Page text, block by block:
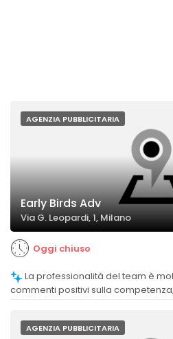
AGENZIA PUBBLICITARIA
Early Birds Adv
Via G. Leopardi, 1, Milano
Oggi chiuso
commenti positivi sulla
AGENZIA PUBBLICITARIA